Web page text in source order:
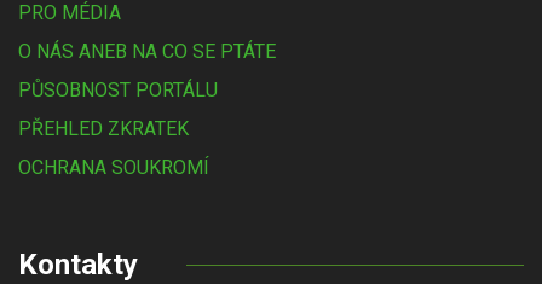
PRO MÉDIA
O NÁS ANEB NA CO SE PTÁTE
PŮSOBNOST PORTÁLU
PŘEHLED ZKRATEK
OCHRANA SOUKROMÍ
Kontakty